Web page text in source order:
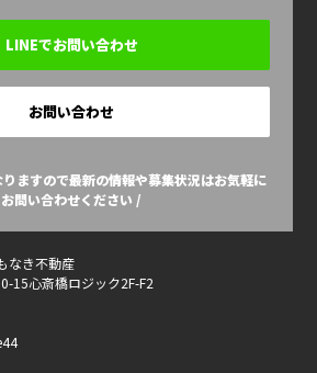
LINEでお問い合わせ
お問い合わせ
ますので最新の情報や募集状況はお気軽に
お問い合わせください /
なき不動産
15心斎橋ロジック2F-F2